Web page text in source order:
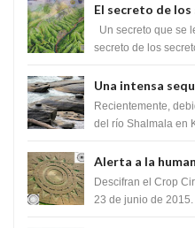
El secreto de
cambiaría por
humanidad
Un secreto que se
secreto de los
Una intensa
impresionante
Lingas
Recientemente,
del río Shalmala en
Alerta a la
del Crop Circle
Descifran el Crop
23 de junio de